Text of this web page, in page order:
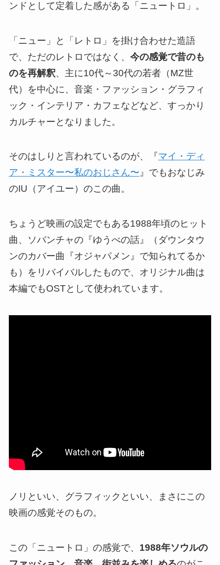
ンドとして定着した感がある「ニュートロ」。
「ニュー」と「レトロ」を掛け合わせた造語
で、ただのレトロではなく、 今の感覚で昔のも
のを再解釈、主に10代～30代の若者（MZ世
代）を中心に、音楽・ファッション・グラフィ
ック・インテリア・カフェなどなど、すっかり
カルチャーとなりました。
そのはしりと言われているのが、『マイ・ディ
ア・ミスター〜私のおじさん〜』でもおなじみ
のIU（アイユー）のこの曲。
ちょうど映画の設定でもある1988年頃のヒット
曲、ソバンチャの『ゆうべの話』（ダウンタウ
ンのカバー曲『オジャパメン』で知られてるか
も）をリバイバルしたもので、オリジナル曲は
本編でもOSTとして使われています。
ノリといい、グラフィックといい、まさにこの
映画の感覚そのもの。
この「ニュートロ」の感覚で、 1988年ソウルの